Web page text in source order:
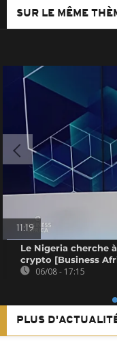
SUR LE MÊME
11:19
Le Nigeria cherche
crypto [Business
06/08 - 17:15
PLUS